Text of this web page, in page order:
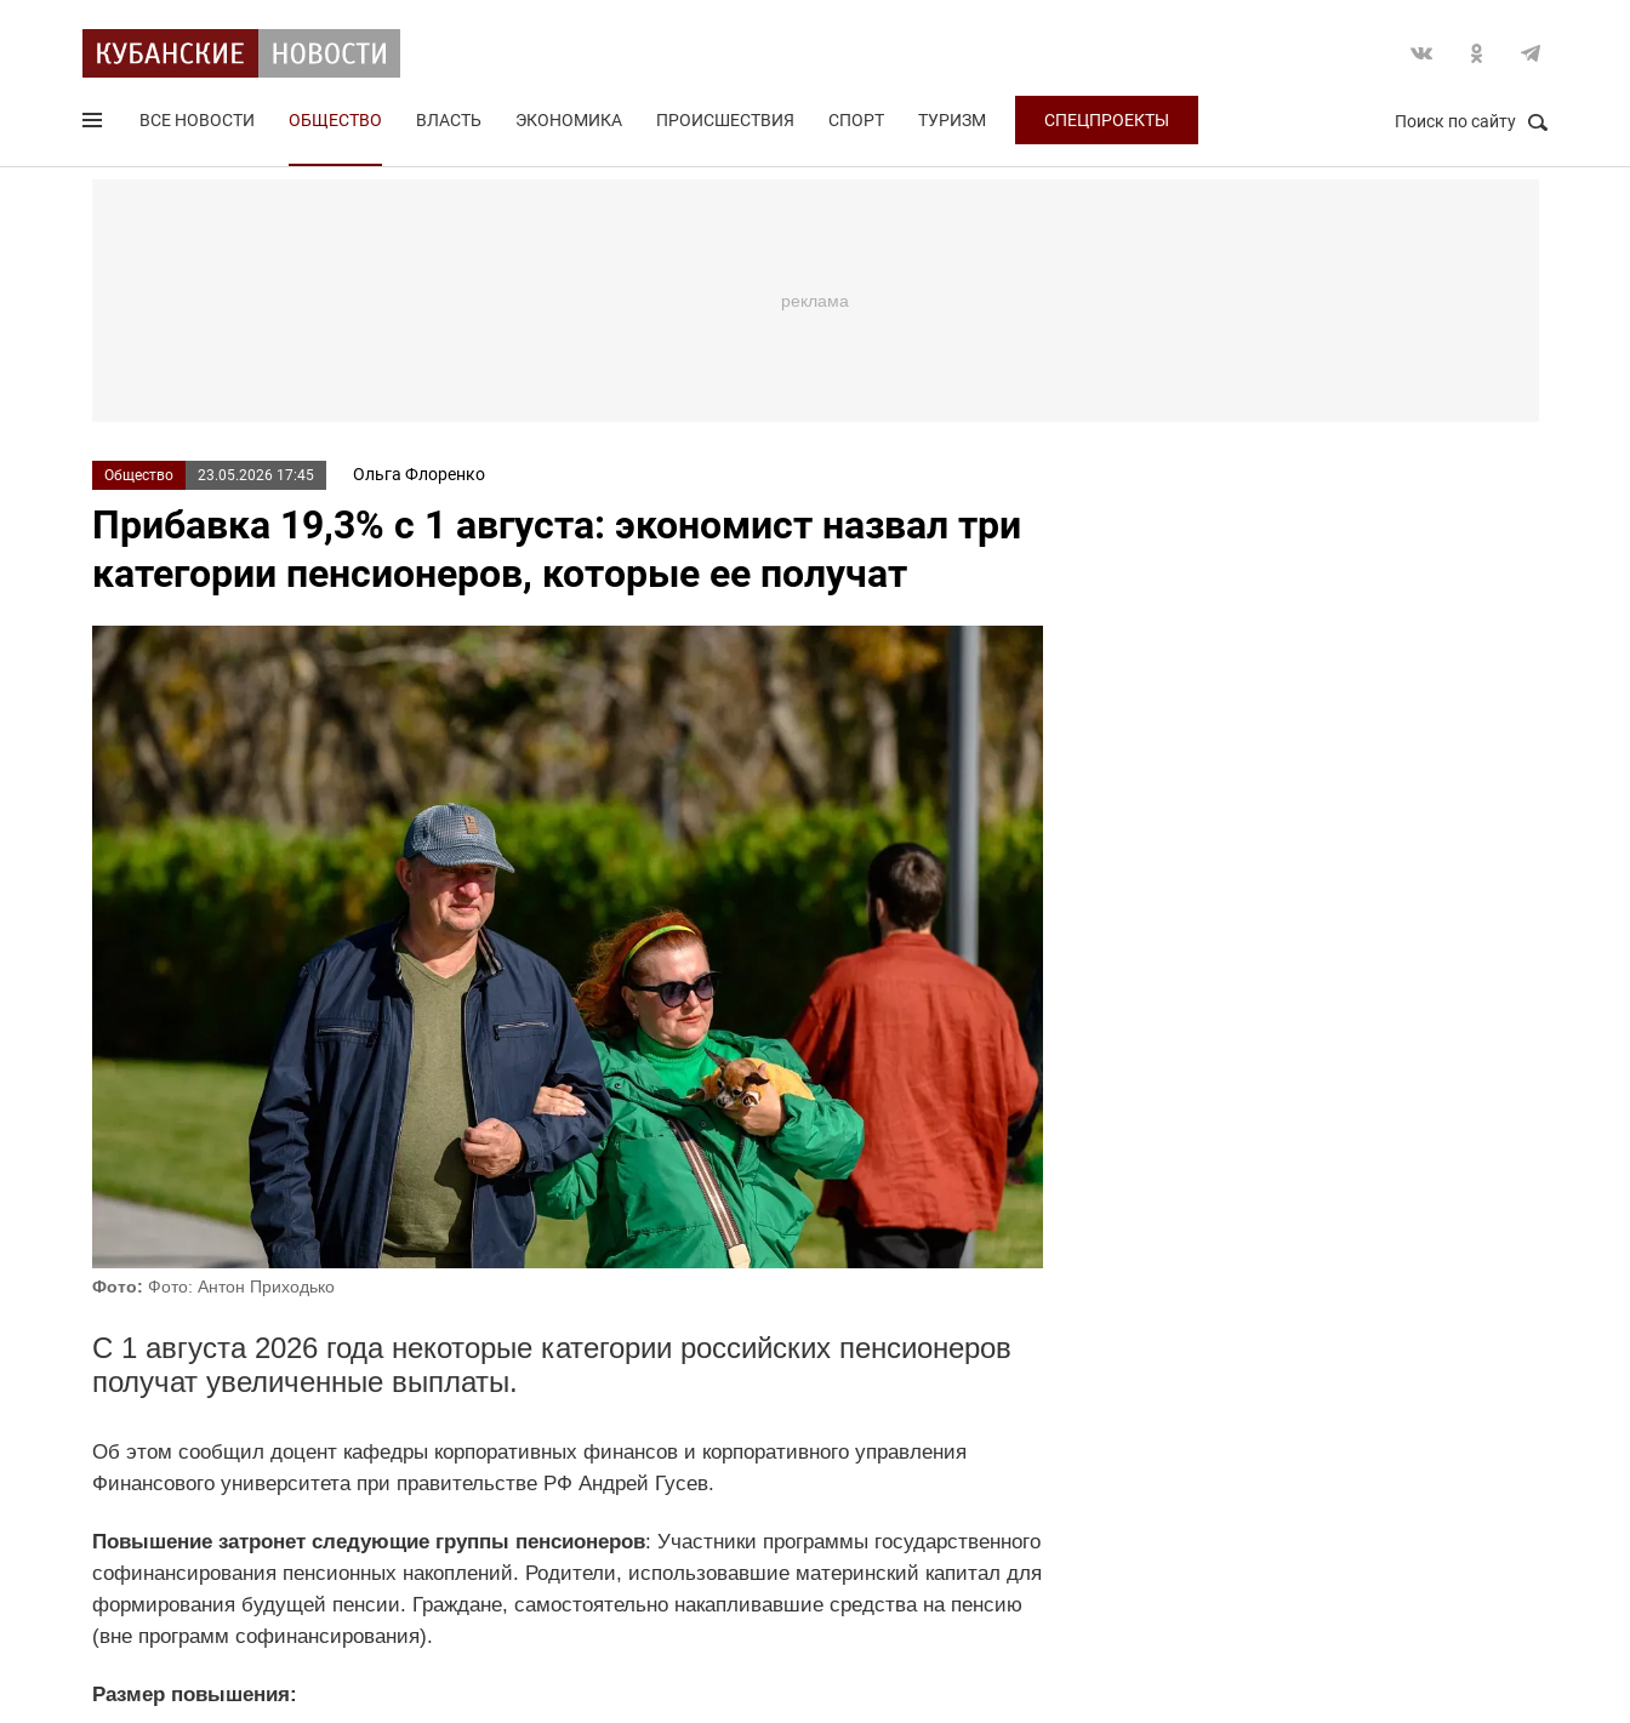
ВСЕ НОВОСТИ ОБЩЕСТВО ВЛАСТЬ ЭКОНОМИКА ПРОИСШЕСТВИЯ СПОРТ ТУРИЗМ СПЕЦПРОЕКТЫ Поиск по сайту
Общество 23.05.2026 17:45 Ольга Флоренко
Прибавка 19,3% с 1 августа: экономист назвал три
категории пенсионеров, которые ее получат
Фото: Фото: Антон Приходько
С 1 августа 2026 года некоторые категории российских пенсионеров
получат увеличенные выплаты.
Об этом сообщил доцент кафедры корпоративных финансов и корпоративного управления
Финансового университета при правительстве РФ Андрей Гусев.
Повышение затронет следующие группы пенсионеров: Участники программы государственного
софинансирования пенсионных накоплений. Родители, использовавшие материнский капитал для
формирования будущей пенсии. Граждане, самостоятельно накапливавшие средства на пенсию
(вне программ софинансирования).
Размер повышения: